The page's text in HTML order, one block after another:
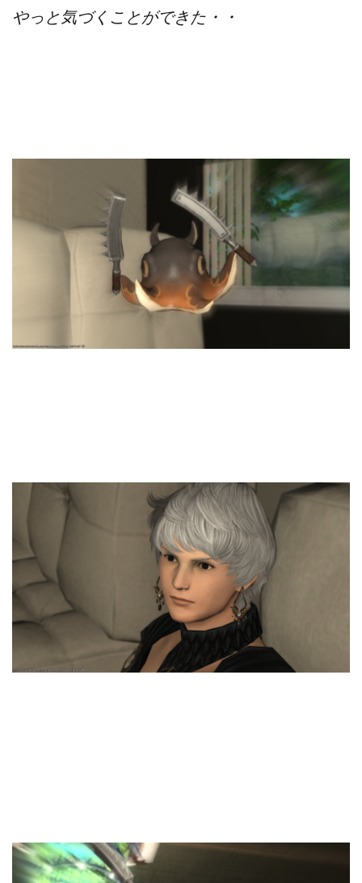
やっと気づくことができた・・